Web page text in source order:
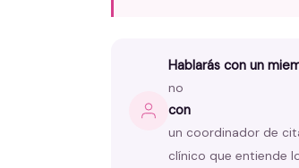
Hablarás con un
no
con
un coordinador de
clínico que entiende